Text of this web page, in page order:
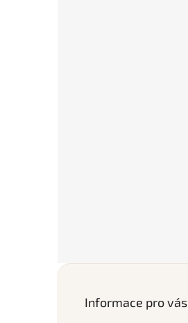
Informace pro vás